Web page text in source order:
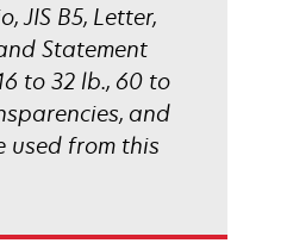
JIS B5, Letter,
Statement
to 32 lb., 60 to
and
used from this